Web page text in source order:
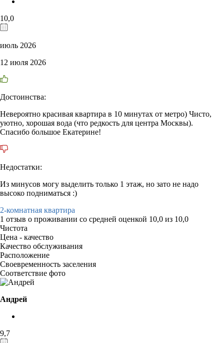
10,0
июль 2026
12 июля 2026
Достоинства:
Невероятно красивая квартира в 10 минутах от метро) Чисто,
уютно, хорошая вода (что редкость для центра Москвы).
Спасибо большое Екатерине!
Недостатки:
Из минусов могу выделить только 1 этаж, но зато не надо
высоко подниматься :)
2-комнатная квартира
1 отзыв о проживании со средней оценкой 10,0 из 10,0
Чистота
Цена - качество
Качество обслуживания
Расположение
Своевременность заселения
Соответствие фото
Андрей
9,7